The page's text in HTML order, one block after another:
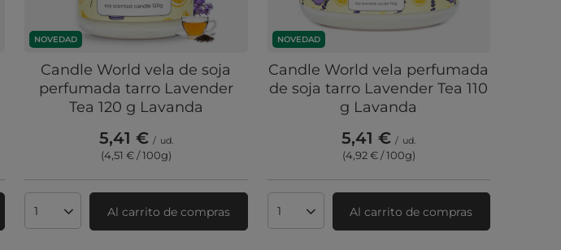
NOVEDAD
Candle World vela de soja
perfumada tarro Lavender
Tea 120 g Lavanda
5,41 € / ud.
(4,51 € / 100g)
Cantidad de productosAl carrito de compras
NOVEDAD
Candle World vela perfumada
de soja tarro Lavender Tea 110
g Lavanda
5,41 € / ud.
(4,92 € / 100g)
Cantidad de productosAl carrito de compras